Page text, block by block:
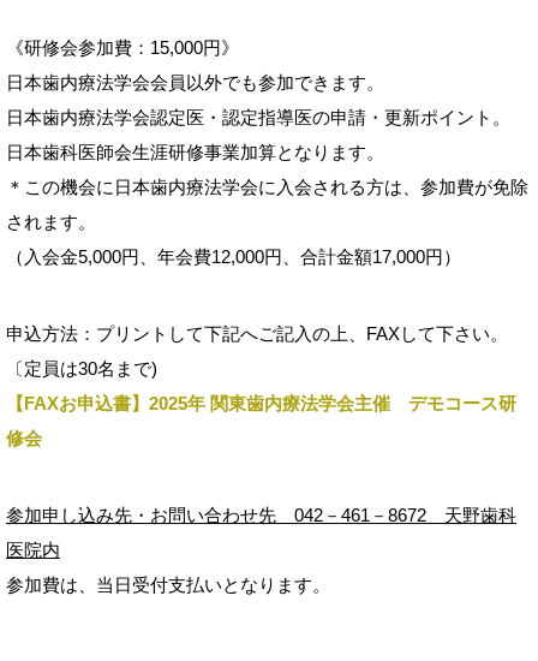
《研修会参加費：15,000円》
日本歯内療法学会会員以外でも参加できます。
日本歯内療法学会認定医・認定指導医の申請・更新ポイント。
日本歯科医師会生涯研修事業加算となります。
＊この機会に日本歯内療法学会に入会される方は、参加費が免除
されます。
（入会金5,000円、年会費12,000円、合計金額17,000円）
申込方法：プリントして下記へご記入の上、FAXして下さい。
〔定員は30名まで)
【FAXお申込書】2025年 関東歯内療法学会主催 デモコース研
修会
参加申し込み先・お問い合わせ先 042－461－8672 天野歯科
医院内
参加費は、当日受付支払いとなります。